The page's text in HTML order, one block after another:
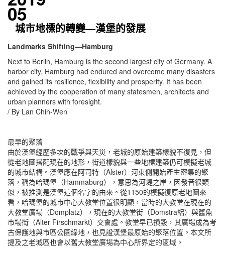
05
城市地標的轉變—漢堡的發展
Landmarks Shifting—Hamburg
Next to Berlin, Hamburg is the second largest city of Germany. A
harbor city, Hamburg had endured and overcome many disasters
and gained its resilience, flexibility and prosperity. It has been
achieved by the cooperation of many statesmen, architects and
urban planners with foresight.
/ By Lan Chih-Wen
最早的聚落
由於漢堡經歷多次的戰爭與天災，老城的原始建築樣貌不復見，但
從老地圖搭配現在的地形，街道樣貌與一些地標建築仍可模擬老城
的城市結構。漢堡應在阿司特（Alster）河東側開始產生密集的聚
落，稱為哈瑪堡（Hammaburg），意思為河堤之岸，因發音很類
似，被推測是漢堡這個名字的由來。從1150的模擬復原老地圖來
看，哈瑪堡的城市中心大教堂位置很明顯，當時的大教堂在現在的
大教堂廣場（Domplatz），現在的大教堂街（Domstra絽）與舊魚
市場街（Alter Firschmarkt）交會處。教堂早已損毀，其廣場成為考
古保護地與市區公園綠地，也見證漢堡最原始的聚落位置。本文所
提及之老城區也會以舊大教堂廣場為中心所界定的區域。